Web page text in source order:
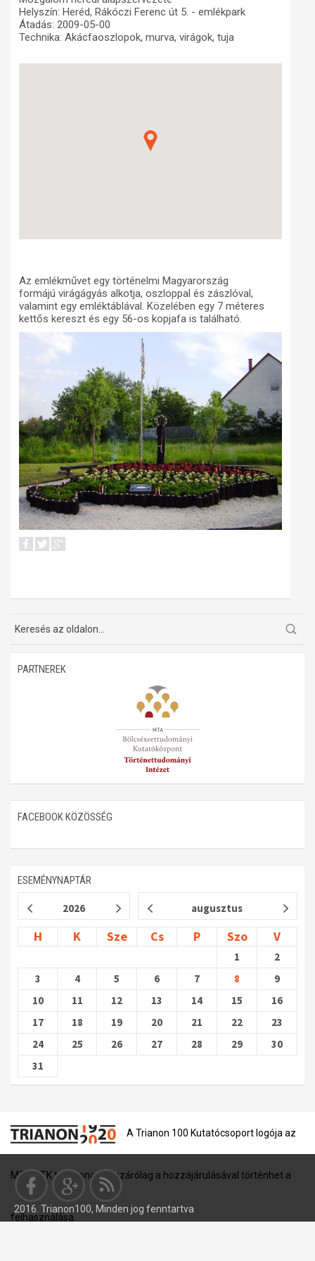
Helyszín: Heréd, Rákóczi Ferenc út 5. - emlékpark
Átadás: 2009-05-00
Technika: Akácfaoszlopok, murva, virágok, tuja
Az emlékművet egy történelmi Magyarország
formájú virágágyás alkotja, oszloppal és zászlóval,
valamint egy emléktáblával. Közelében egy 7 méteres
kettős kereszt és egy 56-os kopjafa is található.
PARTNEREK
FACEBOOK KÖZÖSSÉG
ESEMÉNYNAPTÁR
2026 augusztus
H K Sze Cs P Szo V
1
2
3
4 5 6 7 8
9
10
11 12 13 14 15
16
17
18 19 20 21 22
23
24
25 26 27 28 29
30
31
A Trianon 100 Kutatócsoport logója az
MTA BTK tulajdona, és kizárólag a hozzájárulásával történhet a
felhasználása.
2016. Trianon100, Minden jog fenntartva